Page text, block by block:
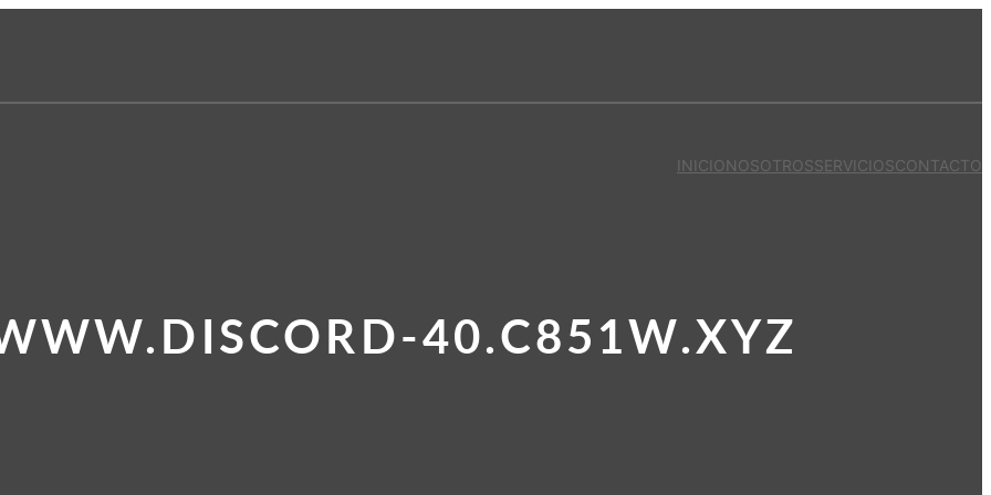
INICIONOSOTROSSERVICIOSCONTACTO
40.C851W.XYZ